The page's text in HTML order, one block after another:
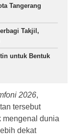
Tangerang
Takjil,
untuk Bentuk
2026,
tersebut
mengenal dunia
dekat